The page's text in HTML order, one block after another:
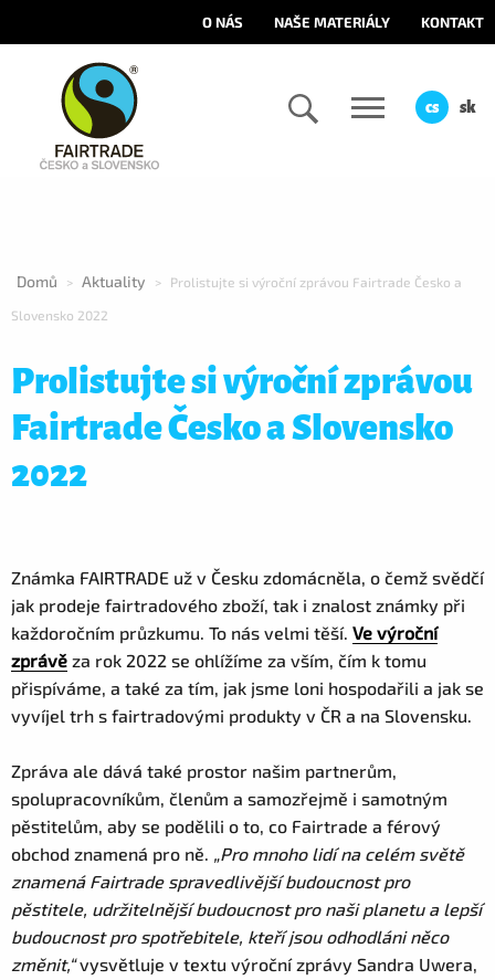
O NÁS NAŠE MATERIÁLY KONTAKT
cs sk
Domů > Aktuality > Prolistujte si výroční zprávou Fairtrade Česko a
Slovensko 2022
Prolistujte si výroční zprávou
Fairtrade Česko a Slovensko
2022
Známka FAIRTRADE už v Česku zdomácněla, o čemž svědčí
jak prodeje fairtradového zboží, tak i znalost známky při
každoročním průzkumu. To nás velmi těší. Ve výroční
zprávě za rok 2022 se ohlížíme za vším, čím k tomu
přispíváme, a také za tím, jak jsme loni hospodařili a jak se
vyvíjel trh s fairtradovými produkty v ČR a na Slovensku.
Zpráva ale dává také prostor našim partnerům,
spolupracovníkům, členům a samozřejmě i samotným
pěstitelům, aby se podělili o to, co Fairtrade a férový
obchod znamená pro ně. „Pro mnoho lidí na celém světě
znamená Fairtrade spravedlivější budoucnost pro
pěstitele, udržitelnější budoucnost pro naši planetu a lepší
budoucnost pro spotřebitele, kteří jsou odhodláni něco
změnit,“vysvětluje v textu výroční zprávy Sandra Uwera,